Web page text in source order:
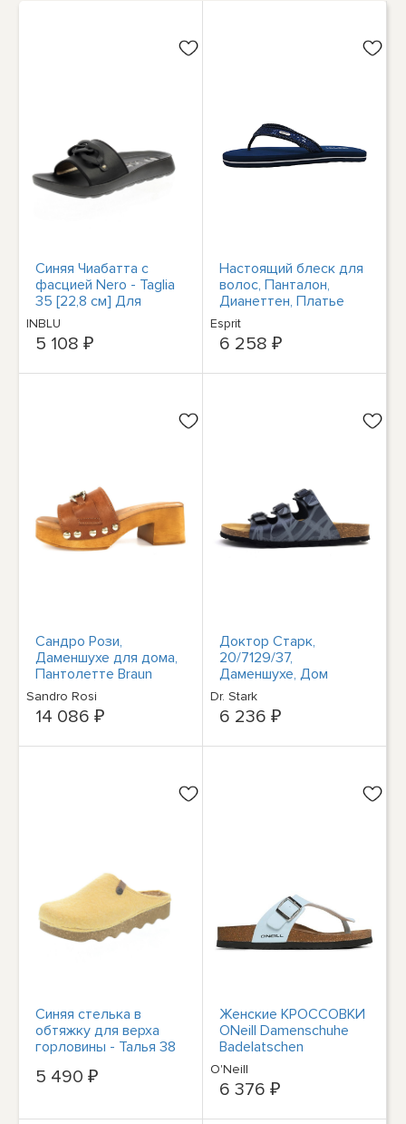
Синяя Чиабатта с
фасцией Nero - Taglia
35 [22,8 см] Для
украшения Донны
Чиабатте
INBLU
5 108 ₽
Настоящий блеск для
волос, Панталон,
Дианеттен, Платье
Невесты.
Esprit
6 258 ₽
Сандро Рози,
Даменшухе для дома,
Пантолетте Braun
Freizeit
Sandro Rosi
14 086 ₽
Доктор Старк,
20/7129/37,
Даменшухе, Дом
престарелых,
Пантолетта Шварц
Фрейцайт
Dr. Stark
6 236 ₽
Синяя стелька в
обтяжку для верха
горловины - Талья 38
5 490 ₽
Женские КРОССОВКИ
ONeill Damenschuhe
Badelatschen
9023102426D
AVALON С НИЗКОЙ
ПОСАДКОЙ .
O'Neill
6 376 ₽